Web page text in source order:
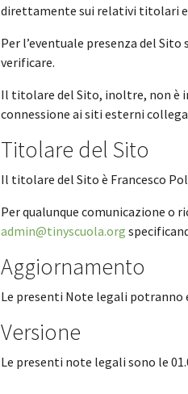
direttamente sui relativi titolari
Per l’eventuale presenza del
verificare.
Il titolare del Sito, inoltre, non è
connessione ai siti esterni
Titolare del Sito
Il titolare del Sito è Francesco
Per qualunque comunicazione o
admin@tinyscuola.org
Aggiornamento
Le presenti Note legali potranno
Versione
Le presenti note legali sono le